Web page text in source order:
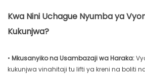
Kwa Nini Uchague Nyumba ya
Kukunjwa?
• Mkusanyiko na Usambazaji wa Haraka:
kukunjwa vinahitaji tu lifti ya kreni na boliti